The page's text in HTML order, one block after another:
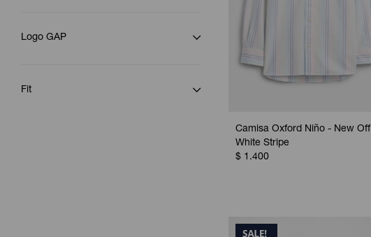
Camisa Oxford Niño - New Off
White Stripe
$ 1.400
Logo GAP
Fit